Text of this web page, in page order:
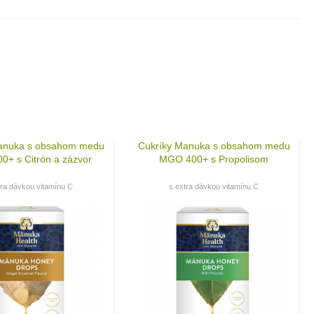
s obsahom medu
s Citrón a zázvor
dávkou vitamínu C
Cukríky Manuka s obsahom medu
MGO 400+ s Propolisom
s extra dávkou vitamínu C